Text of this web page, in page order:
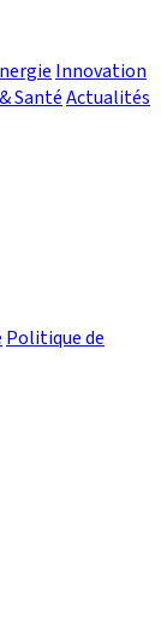
Innovation
SantéActualités
Politique de